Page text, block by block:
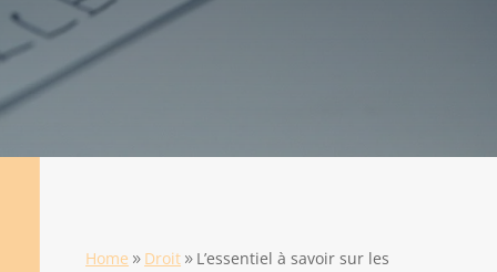
Home 9 Droit 9 L’essentiel à savoir sur les